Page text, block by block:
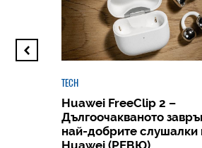
TECH
Huawei FreeClip 2 –
Дългоочакваното
най-добрите слушалки
Huawei (РЕВЮ)